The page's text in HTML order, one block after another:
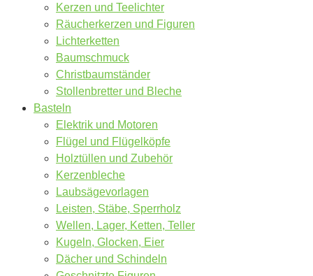
Kerzen und Teelichter
Räucherkerzen und Figuren
Lichterketten
Baumschmuck
Christbaumständer
Stollenbretter und Bleche
Basteln
Elektrik und Motoren
Flügel und Flügelköpfe
Holztüllen und Zubehör
Kerzenbleche
Laubsägevorlagen
Leisten, Stäbe, Sperrholz
Wellen, Lager, Ketten, Teller
Kugeln, Glocken, Eier
Dächer und Schindeln